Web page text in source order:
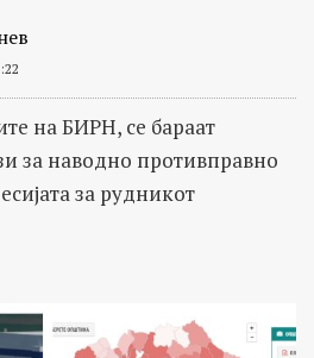
на БИРН, се бараат
за наводно противправно
за рудникот